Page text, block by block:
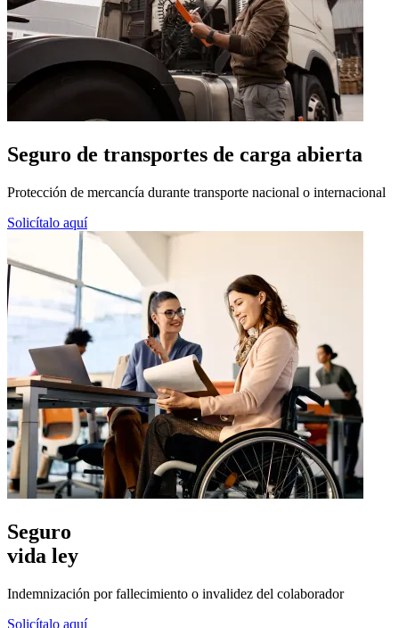
Seguro de transportes de carga abierta
Protección de mercancía durante transporte nacional o internacional
Solicítalo aquí
Seguro
vida ley
Indemnización por fallecimiento o invalidez del colaborador
Solicítalo aquí